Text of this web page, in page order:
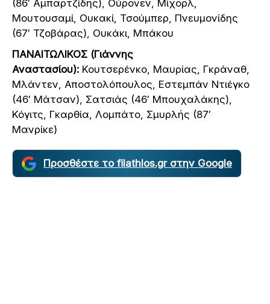
(86′ Αμπαρτζίδης), Ούρονεν, Μίχορλ,
Μουτουσαμί, Ουκακί, Τσούμπερ, Πνευμονίδης
(67′ Τζοβάρας), Ουκάκι, Μπάκου
ΠΑΝΑΙΤΩΛΙΚΟΣ (Γιάννης
Αναστασίου): Κουτσερένκο, Μαυρίας, Γκράναθ,
Μλάντεν, Αποστολόπουλος, Εστεμπάν Ντιέγκο
(46′ Μάτσαν), Σατσιάς (46′ Μπουχαλάκης),
Κόγιτς, Γκαρθία, Λομπάτο, Σμυρλής (87′
Μανρίκε)
Προσθέστε το filathlos.gr στην Google